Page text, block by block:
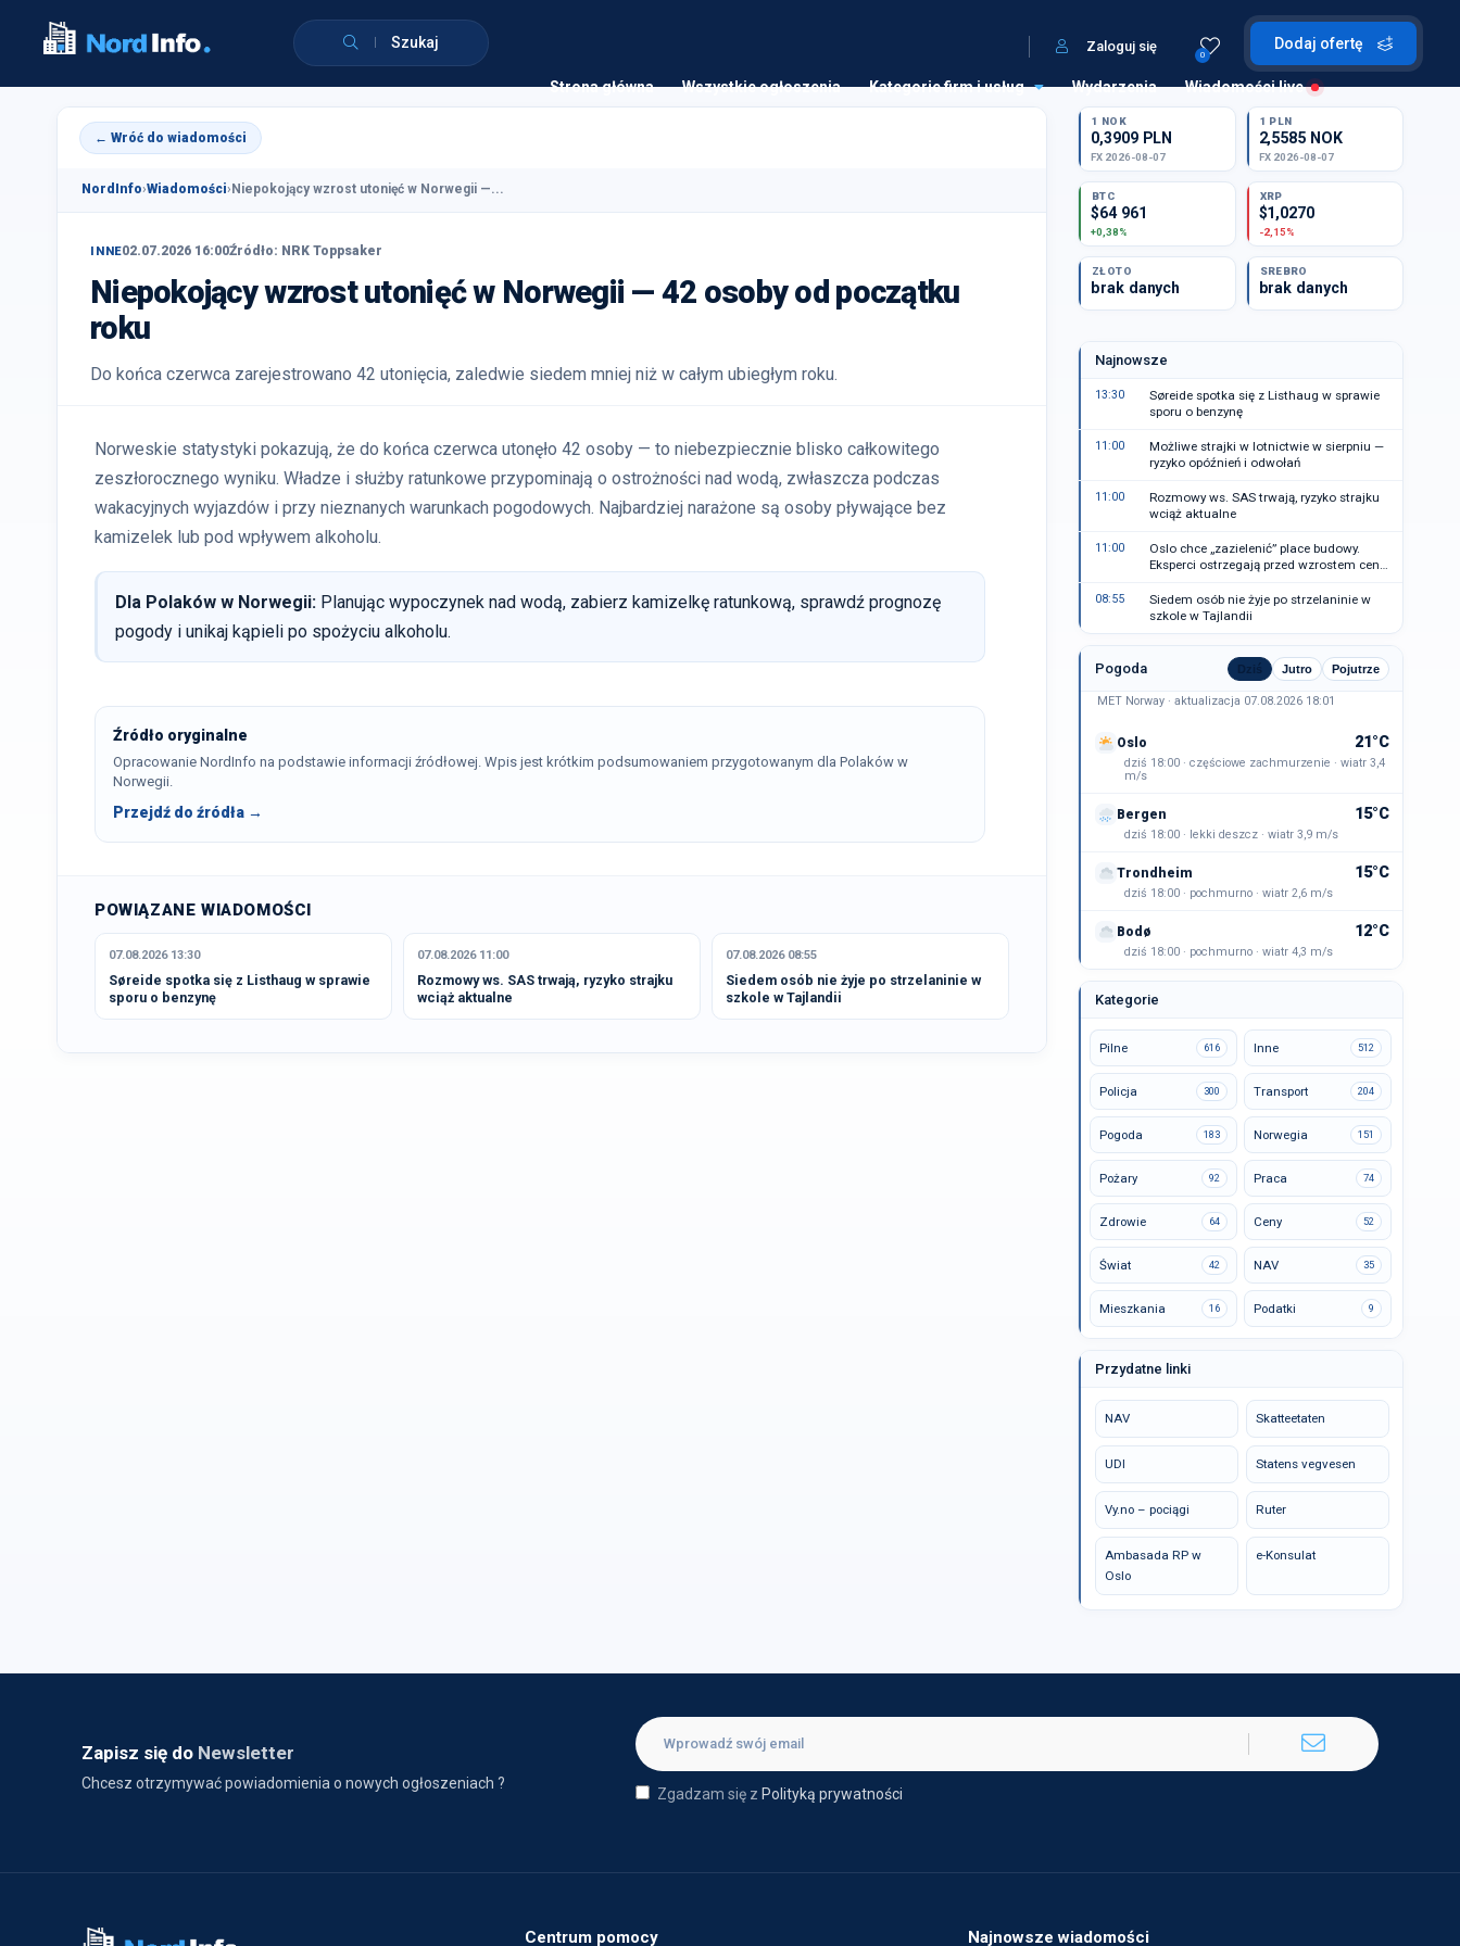
Szukaj Dodaj ofertę
0
Zaloguj się
Strona główna Wszystkie ogłoszenia Kategorie firm i usług Wydarzenia Wiadomości live
← Wróć do wiadomości
NordInfo›Wiadomości› Niepokojący wzrost utonięć w Norwegii —...
INNE02.07.2026 16:00Źródło: NRK Toppsaker
Niepokojący wzrost utonięć w Norwegii — 42 osoby od początku
roku
Do końca czerwca zarejestrowano 42 utonięcia, zaledwie siedem mniej niż w całym ubiegłym roku.
Norweskie statystyki pokazują, że do końca czerwca utonęło 42 osoby — to niebezpiecznie blisko całkowitego
zeszłorocznego wyniku. Władze i służby ratunkowe przypominają o ostrożności nad wodą, zwłaszcza podczas
wakacyjnych wyjazdów i przy nieznanych warunkach pogodowych. Najbardziej narażone są osoby pływające bez
kamizelek lub pod wpływem alkoholu.
Dla Polaków w Norwegii: Planując wypoczynek nad wodą, zabierz kamizelkę ratunkową, sprawdź prognozę
pogody i unikaj kąpieli po spożyciu alkoholu.
Źródło oryginalne
Opracowanie NordInfo na podstawie informacji źródłowej. Wpis jest krótkim podsumowaniem przygotowanym dla Polaków w
Norwegii.
Przejdź do źródła →
POWIĄZANE WIADOMOŚCI
07.08.2026 13:30
Søreide spotka się z Listhaug w sprawie
sporu o benzynę
07.08.2026 11:00
Rozmowy ws. SAS trwają, ryzyko strajku
wciąż aktualne
07.08.2026 08:55
Siedem osób nie żyje po strzelaninie w
szkole w Tajlandii
1 NOK
0,3909 PLN
FX 2026-08-07
1 PLN
2,5585 NOK
FX 2026-08-07
BTC
$64 961
+0,38%
XRP
$1,0270
-2,15%
ZŁOTO
brak danych
SREBRO
brak danych
Najnowsze
13:30
Søreide spotka się z Listhaug w sprawie
sporu o benzynę
11:00
Możliwe strajki w lotnictwie w sierpniu —
ryzyko opóźnień i odwołań
11:00
Rozmowy ws. SAS trwają, ryzyko strajku
wciąż aktualne
11:00
Oslo chce „zazielenić” place budowy.
Eksperci ostrzegają przed wzrostem cen
08:55
Siedem osób nie żyje po strzelaninie w
szkole w Tajlandii
Pogoda Dziś Jutro Pojutrze
MET Norway · aktualizacja 07.08.2026 18:01
Oslo 21°C
dziś 18:00 · częściowe zachmurzenie · wiatr 3,4
m/s
Bergen 15°C
dziś 18:00 · lekki deszcz · wiatr 3,9 m/s
Trondheim 15°C
dziś 18:00 · pochmurno · wiatr 2,6 m/s
Bodø 12°C
dziś 18:00 · pochmurno · wiatr 4,3 m/s
Kategorie
Pilne 616 Inne 512
Policja 300 Transport 204
Pogoda 183 Norwegia 151
Pożary 92 Praca 74
Zdrowie 64 Ceny 52
Świat 42 NAV 35
Mieszkania 16 Podatki 9
Przydatne linki
NAV Skatteetaten
UDI Statens vegvesen
Vy.no – pociągi Ruter
Ambasada RP w
Oslo
e-Konsulat
Zapisz się do Newsletter
Chcesz otrzymywać powiadomienia o nowych ogłoszeniach ?
Zgadzam się z Polityką prywatności
Centrum pomocy Najnowsze wiadomości